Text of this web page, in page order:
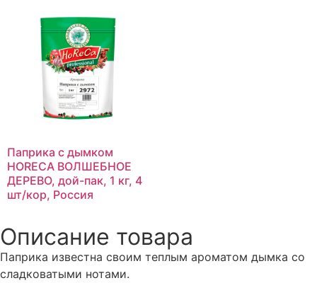
Паприка с дымком
HORECA ВОЛШЕБНОЕ
ДЕРЕВО, дой-пак, 1 кг, 4
шт/кор, Россия
Описание товара
Паприка известна своим теплым ароматом дымка со
сладковатыми нотами.